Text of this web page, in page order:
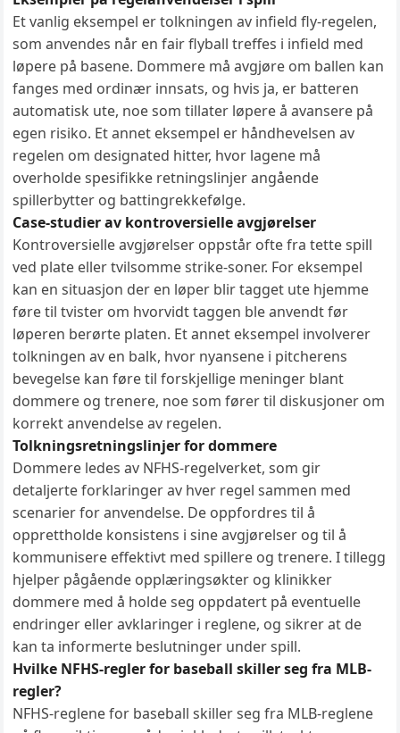
Et vanlig eksempel er tolkningen av infield fly-regelen,
som anvendes når en fair flyball treffes i infield med
løpere på basene. Dommere må avgjøre om ballen kan
fanges med ordinær innsats, og hvis ja, er batteren
automatisk ute, noe som tillater løpere å avansere på
egen risiko. Et annet eksempel er håndhevelsen av
regelen om designated hitter, hvor lagene må
overholde spesifikke retningslinjer angående
spillerbytter og battingrekkefølge.
Case-studier av kontroversielle avgjørelser
Kontroversielle avgjørelser oppstår ofte fra tette spill
ved plate eller tvilsomme strike-soner. For eksempel
kan en situasjon der en løper blir tagget ute hjemme
føre til tvister om hvorvidt taggen ble anvendt før
løperen berørte platen. Et annet eksempel involverer
tolkningen av en balk, hvor nyansene i pitcherens
bevegelse kan føre til forskjellige meninger blant
dommere og trenere, noe som fører til diskusjoner om
korrekt anvendelse av regelen.
Tolkningsretningslinjer for dommere
Dommere ledes av NFHS-regelverket, som gir
detaljerte forklaringer av hver regel sammen med
scenarier for anvendelse. De oppfordres til å
opprettholde konsistens i sine avgjørelser og til å
kommunisere effektivt med spillere og trenere. I tillegg
hjelper pågående opplæringsøkter og klinikker
dommere med å holde seg oppdatert på eventuelle
endringer eller avklaringer i reglene, og sikrer at de
kan ta informerte beslutninger under spill.
Hvilke NFHS-regler for baseball skiller seg fra MLB-
regler?
NFHS-reglene for baseball skiller seg fra MLB-reglene